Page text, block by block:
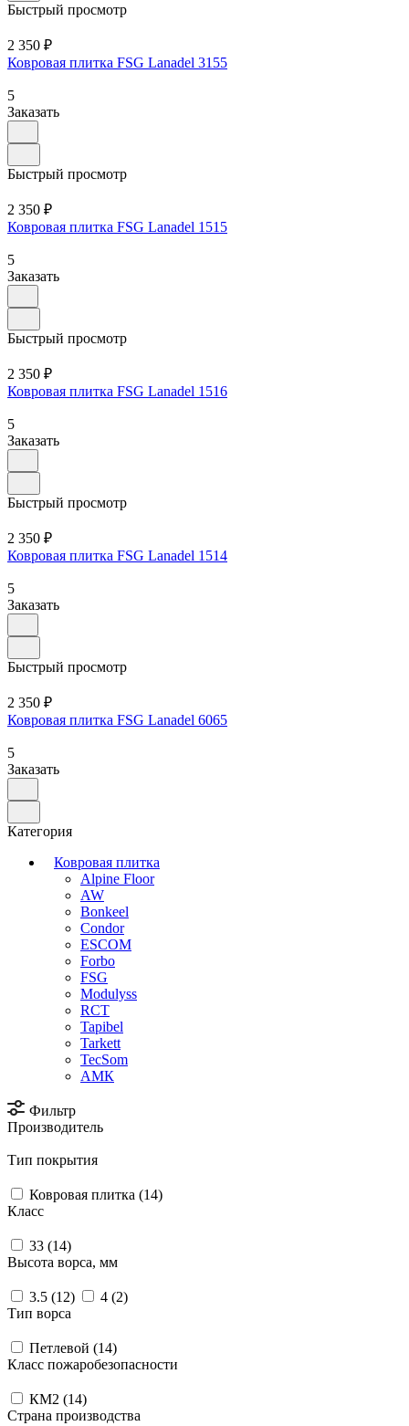
Быстрый просмотр
2 350 ₽
Ковровая плитка FSG Lanadel 3155
5
Заказать
Быстрый просмотр
2 350 ₽
Ковровая плитка FSG Lanadel 1515
5
Заказать
Быстрый просмотр
2 350 ₽
Ковровая плитка FSG Lanadel 1516
5
Заказать
Быстрый просмотр
2 350 ₽
Ковровая плитка FSG Lanadel 1514
5
Заказать
Быстрый просмотр
2 350 ₽
Ковровая плитка FSG Lanadel 6065
5
Заказать
Категория
Ковровая плитка
Alpine Floor
AW
Bonkeel
Condor
ESCOM
Forbo
FSG
Modulyss
RCT
Tapibel
Tarkett
TecSom
АМК
Фильтр
Производитель
Тип покрытия
Ковровая плитка (14)
Класс
33 (14)
Высота ворса, мм
3.5 (12) 4 (2)
Тип ворса
Петлевой (14)
Класс пожаробезопасности
КМ2 (14)
Страна производства